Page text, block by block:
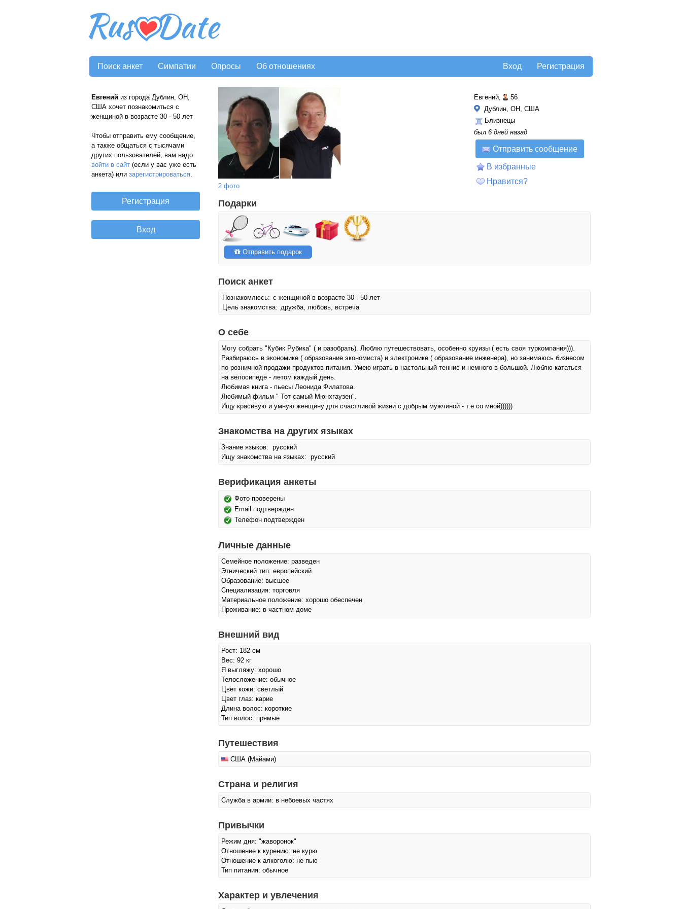
Поиск анкет Симпатии Опросы Об отношениях Регистрация
Вход
Евгений из города Дублин, OH,
США хочет познакомиться с
женщиной в возрасте 30 - 50 лет
Чтобы отправить ему сообщение,
а также общаться с тысячами
других пользователей, вам надо
войти в сайт (если у вас уже есть
анкета) или зарегистрироваться.
2 фото
Евгений,
56
Дублин, OH, США
Близнецы
был 6 дней назад
Отправить сообщение
В избранные
Нравится?
Подарки
Отправить подарок
Поиск анкет
Познакомлюсь: с женщиной в возрасте 30 - 50 лет
Цель знакомства: дружба, любовь, встреча
О себе
Могу собрать "Кубик Рубика" ( и разобрать). Люблю путешествовать, особенно круизы ( есть своя туркомпания))).
Разбираюсь в экономике ( образование экономиста) и электронике ( образование инженера), но занимаюсь бизнесом
по розничной продажи продуктов питания. Умею играть в настольный теннис и немного в большой. Люблю кататься
на велосипеде - летом каждый день.
Любимая книга - пьесы Леонида Филатова.
Любимый фильм " Тот самый Мюнхгаузен".
Ищу красивую и умную женщину для счастливой жизни с добрым мужчиной - т.е со мной))))))
Знакомства на других языках
Знание языков: русский
Ищу знакомства на языках: русский
Верификация анкеты
Фото проверены
Email подтвержден
Телефон подтвержден
Личные данные
Семейное положение: разведен
Этнический тип: европейский
Образование: высшее
Специализация: торговля
Материальное положение: хорошо обеспечен
Проживание: в частном доме
Внешний вид
Рост: 182 см
Вес: 92 кг
Я выгляжу: хорошо
Телосложение: обычное
Цвет кожи: светлый
Цвет глаз: карие
Длина волос: короткие
Тип волос: прямые
Путешествия
США (Майами)
Страна и религия
Служба в армии: в небоевых частях
Привычки
Режим дня: "жаворонок"
Отношение к курению: не курю
Отношение к алкоголю: не пью
Тип питания: обычное
Характер и увлечения